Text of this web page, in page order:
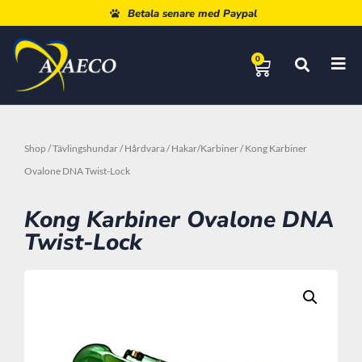
Fri Frakt Över 960 Kr.
0
Shop /Tävlingshundar/Hårdvara/Hakar/Karbiner/ Kong Karbiner
Ovalone DNA Twist-Lock
Kong Karbiner Ovalone DNA
Twist-Lock